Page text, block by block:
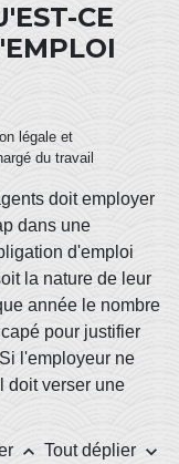
CE
légale et
du travail
doit employer
dans une
d'emploi
la nature de leur
année le nombre
pour justifier
l'employeur ne
doit verser une
keyboard_arrow_up Tout déplier keyboard_arrow_down